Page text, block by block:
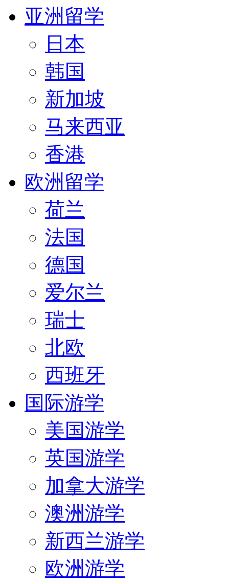
亚洲留学
日本
韩国
新加坡
马来西亚
香港
欧洲留学
荷兰
法国
德国
爱尔兰
瑞士
北欧
西班牙
国际游学
美国游学
英国游学
加拿大游学
澳洲游学
新西兰游学
欧洲游学